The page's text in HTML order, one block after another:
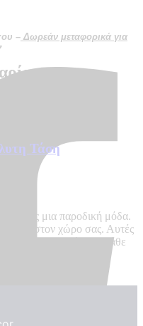
– Δωρεάν μεταφορικά για
στο
Τάση
απλώς μια παροδική μόδα.
στον χώρο σας. Αυτές
μεταμορφώνουν κάθε